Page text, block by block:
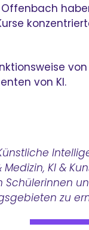
von KI.
KI &
zu